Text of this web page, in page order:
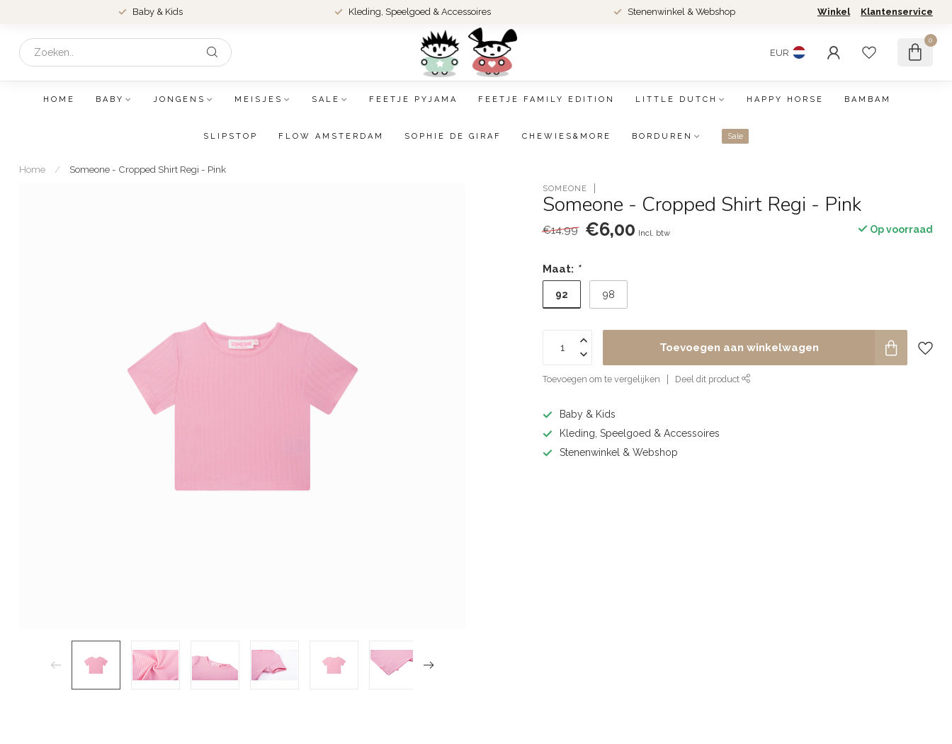
Baby & Kids Kleding, Speelgoed & Accessoires Stenenwinkel & Webshop Winkel Klantenservice
EUR
0
HOME BABY JONGENS MEISJES SALE FEETJE PYJAMA FEETJE FAMILY EDITION LITTLE DUTCH HAPPY HORSE BAMBAM
SLIPSTOP FLOW AMSTERDAM SOPHIE DE GIRAF CHEWIES&MORE BORDUREN Sale
Home / Someone - Cropped Shirt Regi - Pink
SOMEONE
Someone - Cropped Shirt Regi - Pink
€14,99 €6,00 Incl. btw Op voorraad
Maat: *
92 98
Toevoegen aan winkelwagen
Toevoegen om te vergelijken Deel dit product
Baby & Kids
Kleding, Speelgoed & Accessoires
Stenenwinkel & Webshop